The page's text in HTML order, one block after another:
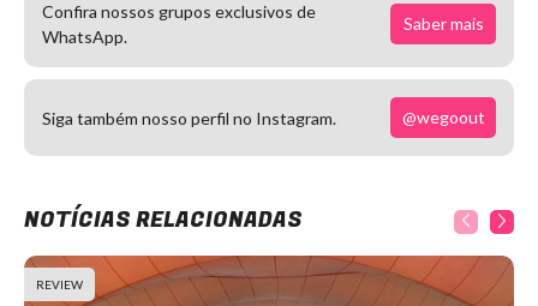
Confira nossos grupos exclusivos de
WhatsApp.
Saber mais
Siga também nosso perfil no Instagram. @wegoout
NOTÍCIAS RELACIONADAS
REVIEW